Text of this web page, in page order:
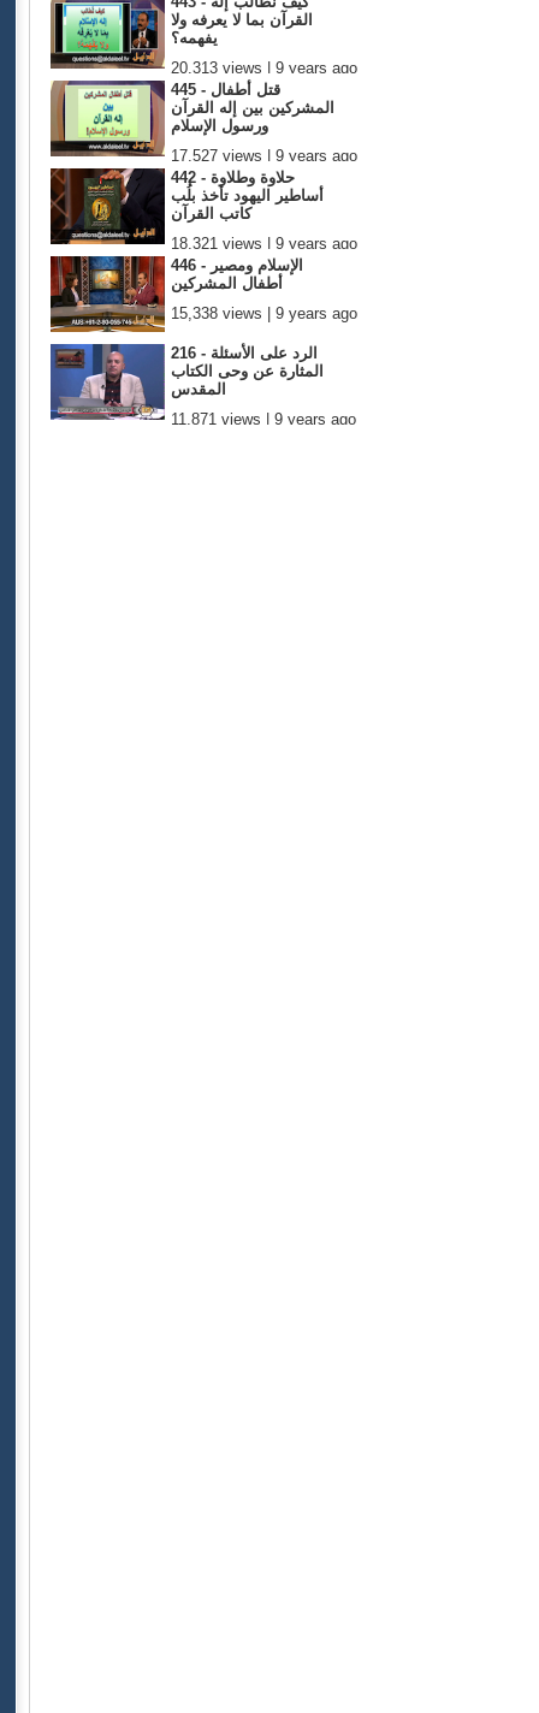
القرآن بما لا يعرفه ولا
يفهمه؟
20,313 views | 9 years ago
445 - قتل أطفال
المشركين بين إله القرآن
ورسول الإسلام
17,527 views | 9 years ago
442 - حلاوة وطلاوة
أساطير اليهود تأخذ بلُب
كاتب القرآن
18,321 views | 9 years ago
446 - الإسلام ومصير
أطفال المشركين
15,338 views | 9 years ago
216 - الرد على الأسئلة
المثارة عن وحى الكتاب
المقدس
11,871 views | 9 years ago